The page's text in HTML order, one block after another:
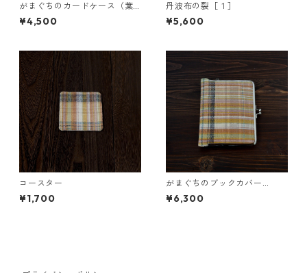
がまぐちのカードケース（葉
桜）
¥4,500
丹波布の裂［１］
¥5,600
コースター
¥1,700
がまぐちのブックカバー
（虹）
¥6,300